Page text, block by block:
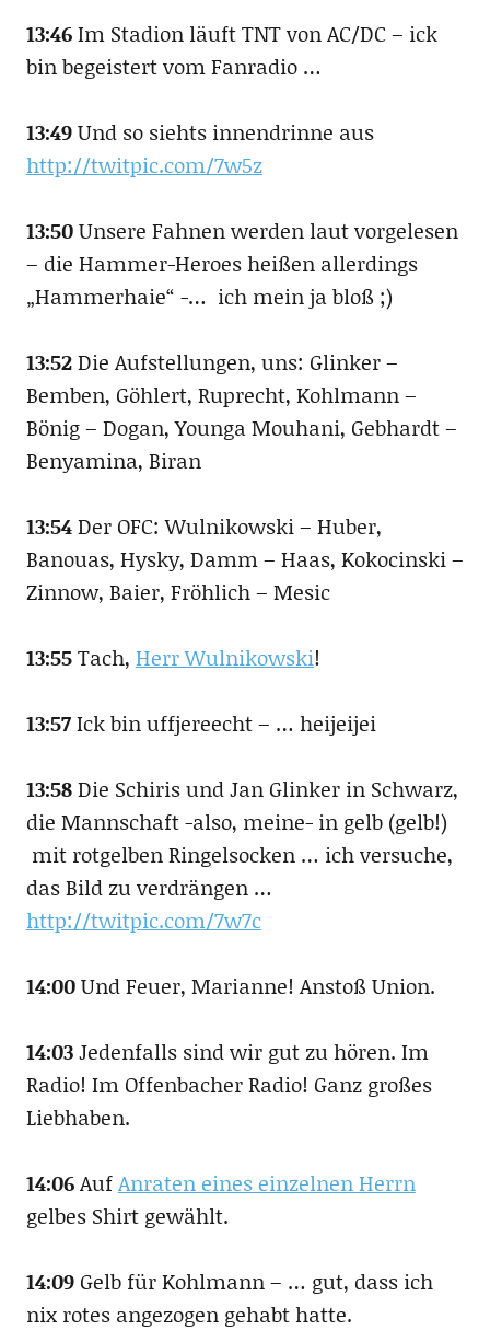
13:46Im Stadion läuft TNT von AC/DC – ick
bin begeistert vom Fanradio …
13:49Und so siehts innendrinne aus
http://twitpic.com/7w5z
13:50Unsere Fahnen werden laut vorgelesen
– die Hammer-Heroes heißen allerdings
„Hammerhaie“ -… ich mein ja bloß ;)
13:52Die Aufstellungen, uns: Glinker –
Bemben, Göhlert, Ruprecht, Kohlmann –
Bönig – Dogan, Younga Mouhani, Gebhardt –
Benyamina, Biran
13:54Der OFC: Wulnikowski – Huber,
Banouas, Hysky, Damm – Haas, Kokocinski –
Zinnow, Baier, Fröhlich – Mesic
13:55Tach, Herr Wulnikowski!
13:57Ick bin uffjereecht – … heijeijei
13:58Die Schiris und Jan Glinker in Schwarz,
die Mannschaft -also, meine- in gelb (gelb!)
mit rotgelben Ringelsocken … ich versuche,
das Bild zu verdrängen …
http://twitpic.com/7w7c
14:00Und Feuer, Marianne! Anstoß Union.
14:03Jedenfalls sind wir gut zu hören. Im
Radio! Im Offenbacher Radio! Ganz großes
Liebhaben.
14:06AufAnraten eines einzelnen Herrn
gelbes Shirt gewählt.
14:09Gelb für Kohlmann – … gut, dass ich
nix rotes angezogen gehabt hatte.